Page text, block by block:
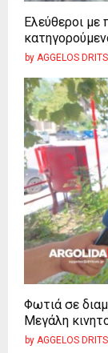
Ελεύθεροι με
by AGGELOS
Φωτιά σε
Μεγάλη
by AGGELOS